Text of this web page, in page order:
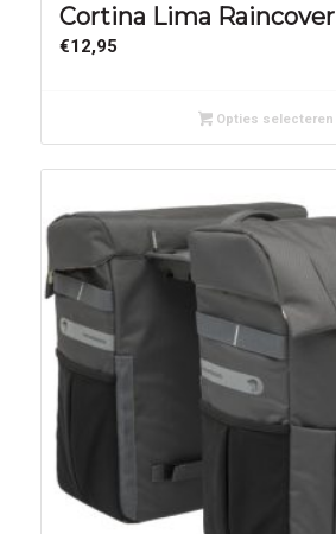
Cortina Lima Raincover
€12,95
Opties selecteren